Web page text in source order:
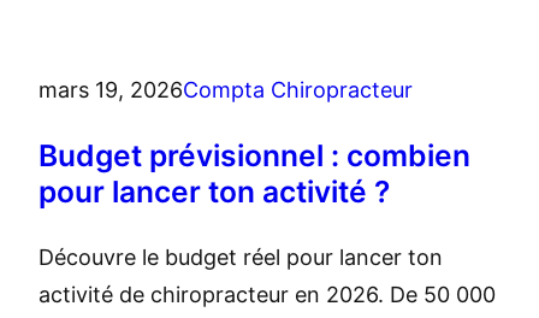
mars 19, 2026Compta Chiropracteur
Budget prévisionnel : combien
pour lancer ton activité ?
Découvre le budget réel pour lancer ton
activité de chiropracteur en 2026. De 50 000